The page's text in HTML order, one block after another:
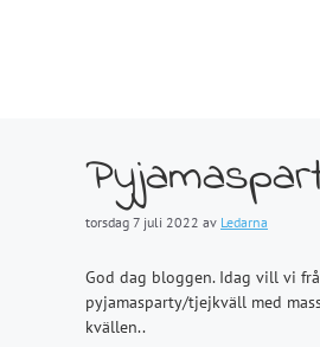
torsdag 7 juli 2022 av Ledarna
God dag bloggen. Idag vill vi
pyjamasparty/tjejkväll med
kvällen..